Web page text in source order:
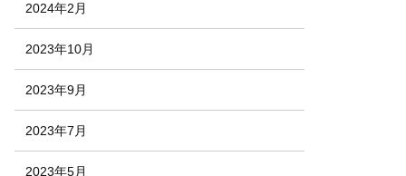
2024年2月
2023年10月
2023年9月
2023年7月
2023年5月